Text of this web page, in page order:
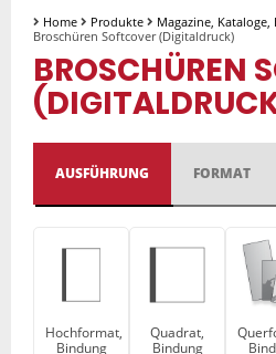
Home Produkte Magazine, Kataloge,
Broschüren Softcover (Digitaldruck)
BROSCHÜREN
AUSFÜHRUNG FORMAT
Hochformat,
Bindung
Quadrat,
Bindung